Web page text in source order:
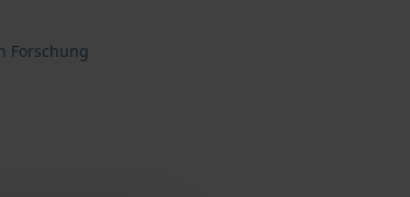
Forschung